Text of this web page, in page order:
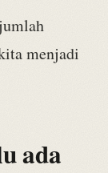
menjadi
ada